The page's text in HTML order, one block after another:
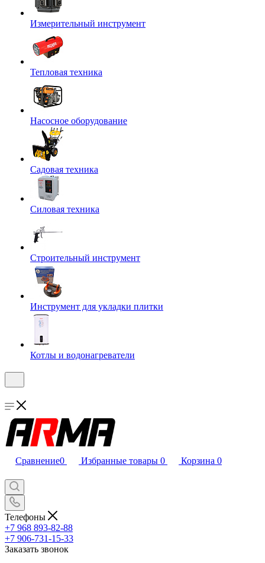
Измерительный инструмент
Тепловая техника
Насосное оборудование
Садовая техника
Силовая техника
Строительный инструмент
Инструмент для укладки плитки
Котлы и водонагреватели
Сравнение0 Избранные товары 0 Корзина 0
Телефоны
+7 968 893-82-88
+7 906-731-15-33
Заказать звонок